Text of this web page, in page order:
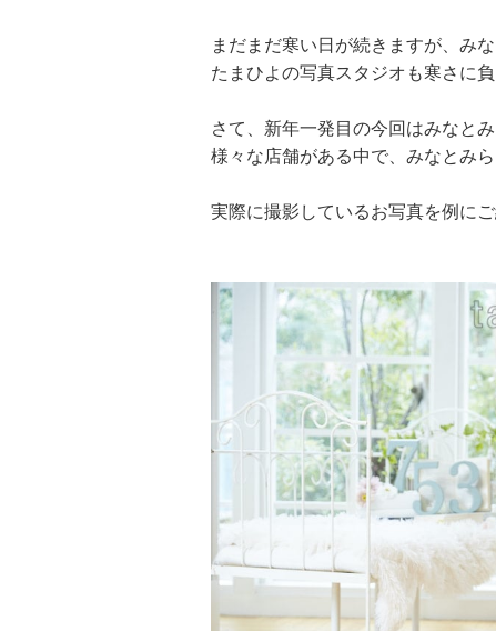
まだまだ寒い日が続きますが、み
たまひよの写真スタジオも寒さに
さて、新年一発目の今回はみなと
様々な店舗がある中で、みなとみ
実際に撮影しているお写真を例に